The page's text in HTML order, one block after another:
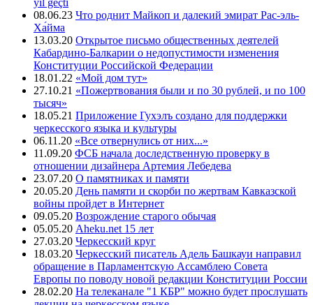
yıl geçti
08.06.23 Что роднит Майкоп и далекий эмират Рас-эль-
Ха́йма
13.03.20 Открытое письмо общественных деятелей
Кабардино-Балкарии о недопустимости изменения
Конституции Российской Федерации
18.01.22 «Мой дом тут»
27.10.21 «Пожертвования были и по 30 рублей, и по 100
тысяч»
18.05.21 Приложение Гухэлъ создано для поддержки
черкесского языка и культуры
06.11.20 «Все отвернулись от них...»
11.09.20 ФСБ начала доследственную проверку в
отношении дизайнера Артемия Лебедева
23.07.20 О памятниках и памяти
20.05.20 День памяти и скорби по жертвам Кавказской
войны пройдет в Интернет
09.05.20 Возрождение старого обычая
05.05.20 Aheku.net 15 лет
27.03.20 Черкесский круг
18.03.20 Черкесский писатель Адель Башкауи направил
обращение в Парламентскую Ассамблею Совета
Европы по поводу новой редакции Конституции России
28.02.20 На телеканале "1 КБР" можно будет прослушать